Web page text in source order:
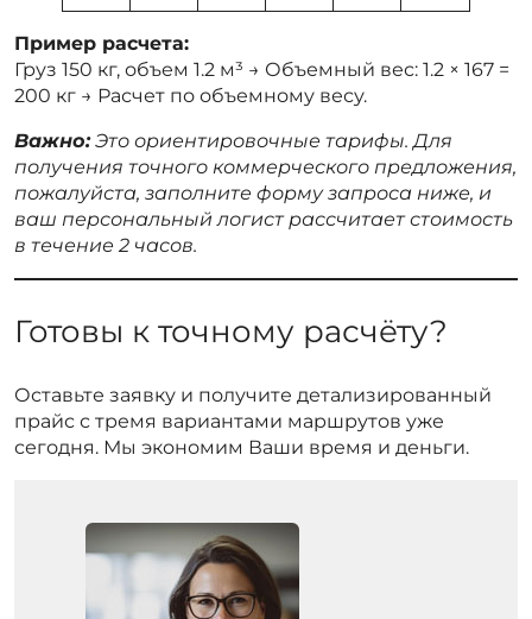
Пример расчета:
Груз 150 кг, объем 1.2 м³ → Объемный вес: 1.2 × 167 =
200 кг → Расчет по объемному весу.
Важно:Это ориентировочные тарифы. Для
получения точного коммерческого предложения,
пожалуйста, заполните форму запроса ниже, и
ваш персональный логист рассчитает стоимость
в течение 2 часов.
Готовы к точному расчёту?
Оставьте заявку и получите детализированный
прайс с тремя вариантами маршрутов уже
сегодня. Мы экономим Ваши время и деньги.